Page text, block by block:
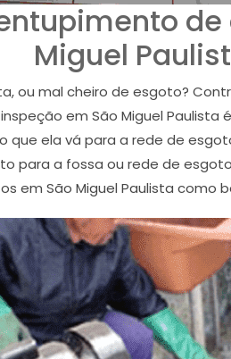
Miguel
ou mal cheiro de esgoto?
em São Miguel
que ela vá para a rede de
para a fossa ou rede de
em São Miguel Paulista como